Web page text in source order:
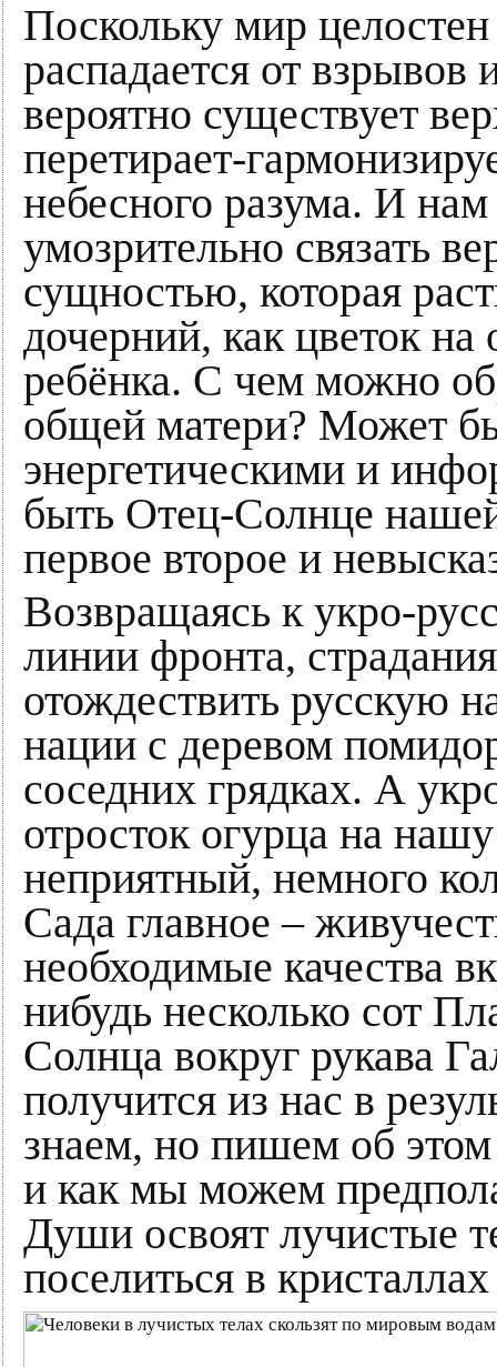
Поскольку мир
распадается от взрывов
вероятно существует
перетирает-
небесного разума. И
умозрительно связать
сущностью, которая
дочерний, как цветок на
ребёнка. С чем можно
общей матери? Может
энергетическими и
быть Отец-Солнце
первое второе и
Возвращаясь к укро-
линии фронта,
отождествить русскую
нации с деревом
соседних грядках. А
отросток огурца на
неприятный, немного
Сада главное –
необходимые качества
нибудь несколько сот
Солнца вокруг рукава
получится из нас в
знаем, но пишем об
и как мы можем
Души освоят лучистые
поселиться в